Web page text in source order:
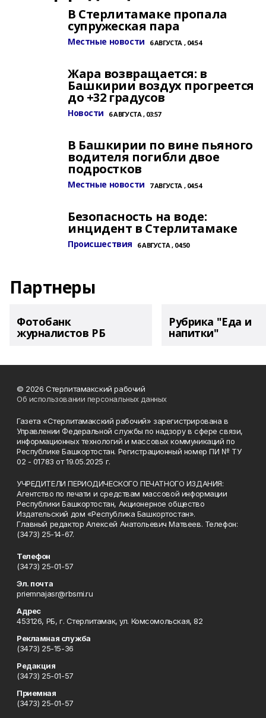
В Стерлитамаке пропала
супружеская пара
Местные новости 6 АВГУСТА , 04:54
Жара возвращается: в
Башкирии воздух прогреется
до +32 градусов
Новости 6 АВГУСТА , 03:57
В Башкирии по вине пьяного
водителя погибли двое
подростков
Местные новости 7 АВГУСТА , 04:54
Безопасность на воде:
инцидент в Стерлитамаке
Происшествия 6 АВГУСТА , 04:50
Партнеры
Фотобанк
журналистов РБ
Рубрика "Еда и
напитки"
© 2026 Стерлитамакский рабочий
Об использовании персональных данных
Газета «Стерлитамакский рабочий» зарегистрирована в
Управлении Федеральной службы по надзору в сфере связи,
информационных технологий и массовых коммуникаций по
Республике Башкортостан. Регистрационный номер ПИ № ТУ
02 - 01783 от 19.05.2025 г.
УЧРЕДИТЕЛИ ПЕРИОДИЧЕСКОГО ПЕЧАТНОГО ИЗДАНИЯ:
Агентство по печати и средствам массовой информации
Республики Башкортостан, Акционерное общество
Издательский дом «Республика Башкортостан».
Главный редактор Алексей Анатольевич Матвеев. Телефон:
(3473) 25-14-67.
Телефон
(3473) 25-01-57
Эл. почта
priemnajasr@rbsmi.ru
Адрес
453126, РБ, г. Стерлитамак, ул. Комсомольская, 82
Рекламная служба
(3473) 25-15-36
Редакция
(3473) 25-01-57
Приемная
(3473) 25-01-57